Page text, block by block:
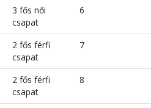
3 fős női
csapat
6
2 fős férfi
csapat
7
2 fős férfi
csapat
8